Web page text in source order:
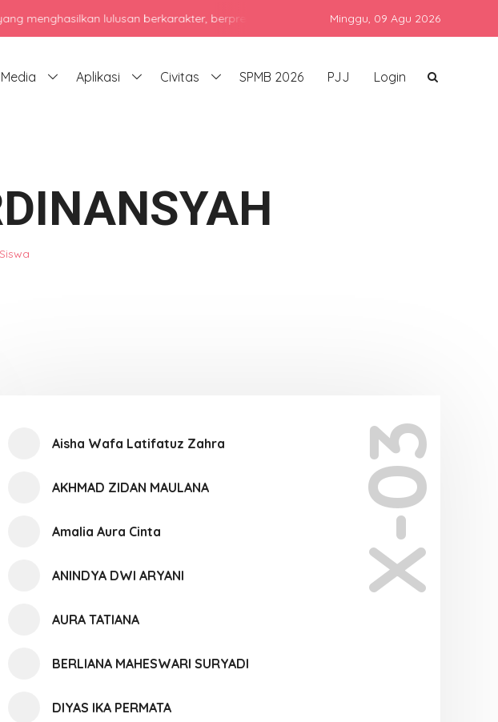
lulusan berkarakter, berprestasi, dan siap bersaing di era global dengan tetap
Minggu, 09 Agu 2026
Media Aplikasi Civitas SPMB 2026 PJJ Login
Siswa
X-03
Aisha Wafa Latifatuz Zahra
AKHMAD ZIDAN MAULANA
Amalia Aura Cinta
ANINDYA DWI ARYANI
AURA TATIANA
BERLIANA MAHESWARI SURYADI
DIYAS IKA PERMATA